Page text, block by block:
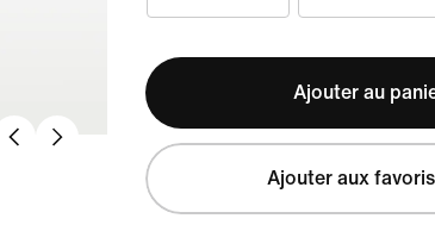
Ajouter au
Ajouter aux favoris